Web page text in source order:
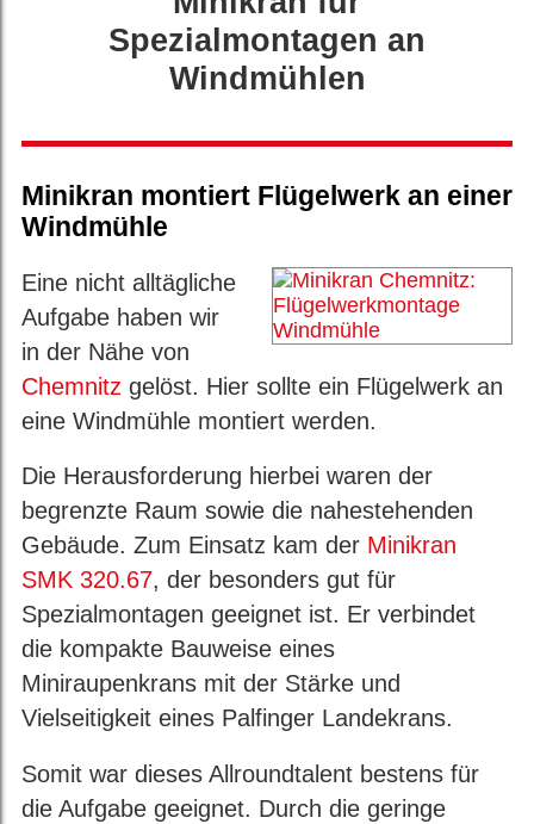
Spezialmontagen an
Windmühlen
Minikran montiert Flügelwerk an einer
Windmühle
Eine nicht alltägliche
Aufgabe haben wir
in der Nähe von
Chemnitz gelöst. Hier sollte ein Flügelwerk an
eine Windmühle montiert werden.
Die Herausforderung hierbei waren der
begrenzte Raum sowie die nahestehenden
Gebäude. Zum Einsatz kam der Minikran
SMK 320.67, der besonders gut für
Spezialmontagen geeignet ist. Er verbindet
die kompakte Bauweise eines
Miniraupenkrans mit der Stärke und
Vielseitigkeit eines Palfinger Landekrans.
Somit war dieses Allroundtalent bestens für
die Aufgabe geeignet. Durch die geringe